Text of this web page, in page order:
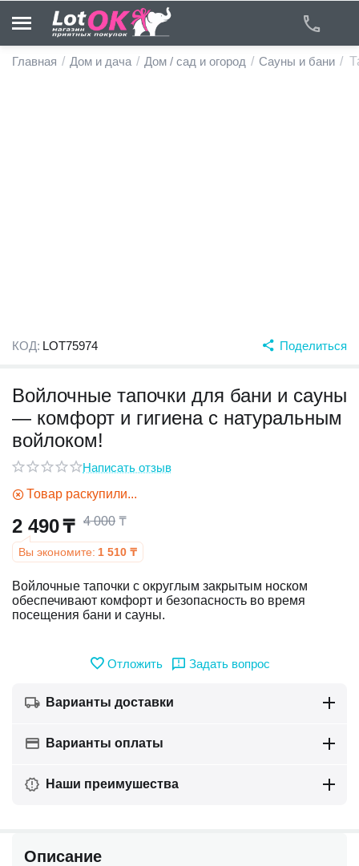
Главная / Дом и дача / Дом / сад и огород / Сауны и бани /
КОД: LOT75974 Поделиться
Войлочные тапочки для бани и сауны
— комфорт и гигиена с натуральным
войлоком!
Написать отзыв
Товар раскупили...
2 490₸ 4 000 ₸
Вы экономите: 1 510 ₸
Войлочные тапочки с округлым закрытым носком
обеспечивают комфорт и безопасность во время
посещения бани и сауны.
Отложить Задать вопрос
Варианты доставки
Варианты оплаты
Наши преимушества
Описание